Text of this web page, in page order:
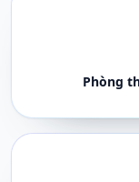
Phòng